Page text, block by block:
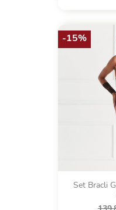
Set Bracli
-15%